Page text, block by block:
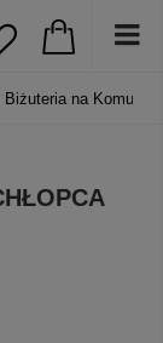
Biżuteria na Komunię